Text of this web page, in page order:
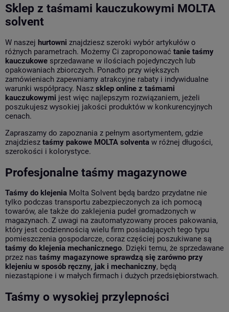
Sklep z taśmami kauczukowymi MOLTA
solvent
W naszej hurtowni znajdziesz szeroki wybór artykułów o
różnych parametrach. Możemy Ci zaproponować tanie taśmy
kauczukowe sprzedawane w ilościach pojedynczych lub
opakowaniach zbiorczych. Ponadto przy większych
zamówieniach zapewniamy atrakcyjne rabaty i indywidualne
warunki współpracy. Nasz sklep online z taśmami
kauczukowymi jest więc najlepszym rozwiązaniem, jeżeli
poszukujesz wysokiej jakości produktów w konkurencyjnych
cenach.
Zapraszamy do zapoznania z pełnym asortymentem, gdzie
znajdziesz taśmy pakowe MOLTA solventa w różnej długości,
szerokości i kolorystyce.
Profesjonalne taśmy magazynowe
Taśmy do klejenia Molta Solvent będą bardzo przydatne nie
tylko podczas transportu zabezpieczonych za ich pomocą
towarów, ale także do zaklejenia pudeł gromadzonych w
magazynach. Z uwagi na zautomatyzowany proces pakowania,
który jest codziennością wielu firm posiadających tego typu
pomieszczenia gospodarcze, coraz częściej poszukiwane są
taśmy do klejenia mechanicznego. Dzięki temu, że sprzedawane
przez nas taśmy magazynowe sprawdzą się zarówno przy
klejeniu w sposób ręczny, jak i mechaniczny, będą
niezastąpione i w małych firmach i dużych przedsiębiorstwach.
Taśmy o wysokiej przylepności